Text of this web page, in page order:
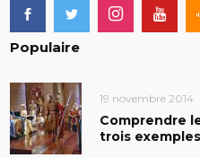
Populaire
19 novembre 2014
Comprendre
trois